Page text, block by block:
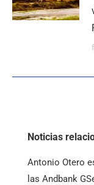
Noticias
Antonio Otero
las Andbank